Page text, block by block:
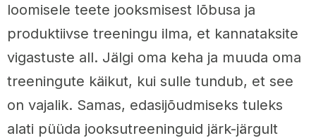
loomisele teete jooksmisest lõbusa ja
produktiivse treeningu ilma, et kannataksite
vigastuste all. Jälgi oma keha ja muuda oma
treeningute käikut, kui sulle tundub, et see
on vajalik. Samas, edasijõudmiseks tuleks
alati püüda jooksutreeninguid järk-järgult